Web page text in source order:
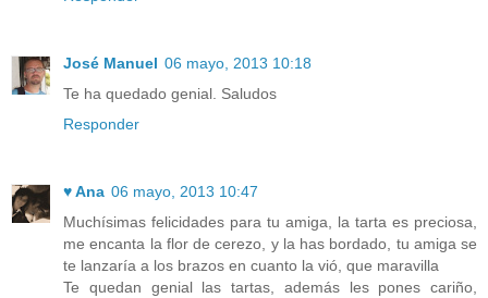
José Manuel 06 mayo, 2013 10:18
Te ha quedado genial. Saludos
Responder
♥ Ana 06 mayo, 2013 10:47
Muchísimas felicidades para tu amiga, la tarta es preciosa,
me encanta la flor de cerezo, y la has bordado, tu amiga se
te lanzaría a los brazos en cuanto la vió, que maravilla
Te quedan genial las tartas, además les pones cariño,